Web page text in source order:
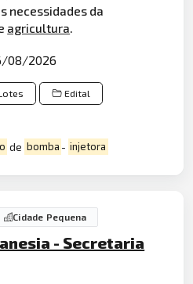
necessidades da
agricultura.
08/2026
Edital
de bomba - injetora
Cidade Pequena
- Secretaria